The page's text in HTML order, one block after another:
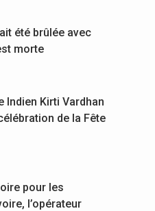
été brûlée avec
morte
Indien Kirti Vardhan
de la Fête
pour les
l’opérateur